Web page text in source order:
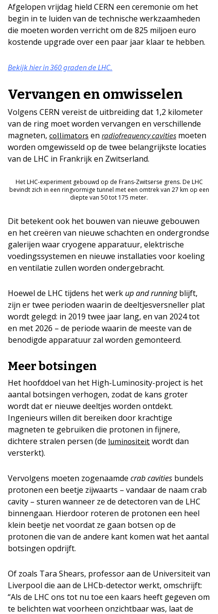
Afgelopen vrijdag hield CERN een ceremonie om het
begin in te luiden van de technische werkzaamheden
die moeten worden verricht om de 825 miljoen euro
kostende upgrade over een paar jaar klaar te hebben.
Bekijk hier in 360 graden de LHC.
Vervangen en omwisselen
Volgens CERN vereist de uitbreiding dat 1,2 kilometer
van de ring moet worden vervangen en verschillende
magneten, collimators en radiofrequency cavities moeten
worden omgewisseld op de twee belangrijkste locaties
van de LHC in Frankrijk en Zwitserland.
Het LHC-experiment gebouwd op de Frans-Zwitserse grens. De LHC
bevindt zich in een ringvormige tunnel met een omtrek van 27 km op een
diepte van 50 tot 175 meter.
Dit betekent ook het bouwen van nieuwe gebouwen
en het creëren van nieuwe schachten en ondergrondse
galerijen waar cryogene apparatuur, elektrische
voedingssystemen en nieuwe installaties voor koeling
en ventilatie zullen worden ondergebracht.
Hoewel de LHC tijdens het werk up and runningblijft,
zijn er twee perioden waarin de deeltjesversneller plat
wordt gelegd: in 2019 twee jaar lang, en van 2024 tot
en met 2026 – de periode waarin de meeste van de
benodigde apparatuur zal worden gemonteerd.
Meer botsingen
Het hoofddoel van het High-Luminosity-project is het
aantal botsingen verhogen, zodat de kans groter
wordt dat er nieuwe deeltjes worden ontdekt.
Ingenieurs willen dit bereiken door krachtige
magneten te gebruiken die protonen in fijnere,
dichtere stralen persen (de luminositeit wordt dan
versterkt).
Vervolgens moeten zogenaamde crab cavities bundels
protonen een beetje zijwaarts – vandaar de naam crab
cavity – sturen wanneer ze de detectoren van de LHC
binnengaan. Hierdoor roteren de protonen een heel
klein beetje net voordat ze gaan botsen op de
protonen die van de andere kant komen wat het aantal
botsingen opdrijft.
Of zoals Tara Shears, professor aan de Universiteit van
Liverpool die aan de LHCb-detector werkt, omschrijft:
“Als de LHC ons tot nu toe een kaars heeft gegeven om
te belichten wat voorheen onzichtbaar was, laat de